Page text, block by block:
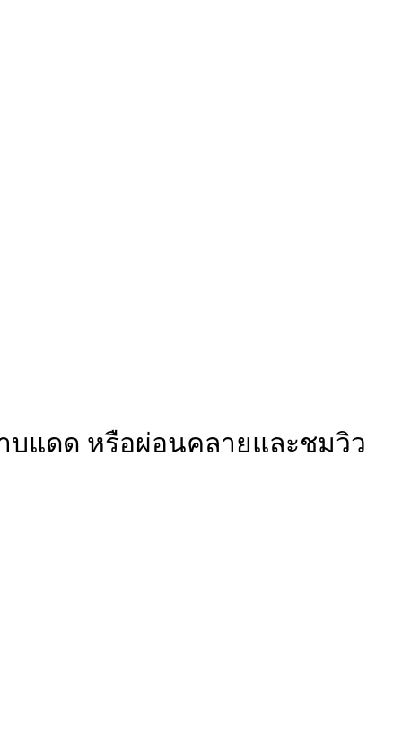
บแดด หรือผ่อนคลายและชมวิว